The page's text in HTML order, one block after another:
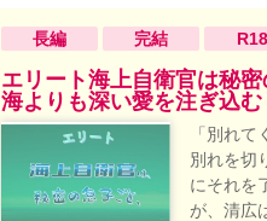
長編 完結 R18
エリート海上自衛官は秘
海よりも深い愛を注ぎ込む
「別れ
別れを切
にそれを
が、清